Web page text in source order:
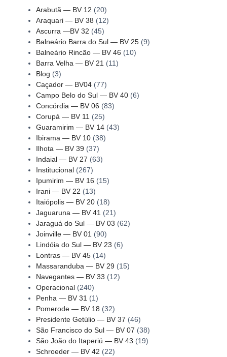
Arabutã — BV 12 (20)
Araquari — BV 38 (12)
Ascurra —BV 32 (45)
Balneário Barra do Sul — BV 25(9)
Balneário Rincão — BV 46 (10)
Barra Velha — BV 21 (11)
Blog (3)
Caçador — BV04(77)
Campo Belo do Sul — BV 40(6)
Concórdia — BV 06 (83)
Corupá — BV 11 (25)
Guaramirim — BV 14(43)
Ibirama — BV 10(38)
Ilhota — BV 39 (37)
Indaial — BV 27 (63)
Institucional(267)
Ipumirim — BV 16 (15)
Irani — BV 22 (13)
Itaiópolis — BV 20(18)
Jaguaruna — BV 41 (21)
Jaraguá do Sul — BV 03 (62)
Joinville — BV 01 (90)
Lindóia do Sul — BV 23 (6)
Lontras — BV 45(14)
Massaranduba — BV 29 (15)
Navegantes — BV 33 (12)
Operacional(240)
Penha — BV 31 (1)
Pomerode — BV 18 (32)
Presidente Getúlio — BV 37 (46)
São Francisco do Sul — BV 07 (38)
São João do Itaperiú — BV 43 (19)
Schroeder — BV 42 (22)